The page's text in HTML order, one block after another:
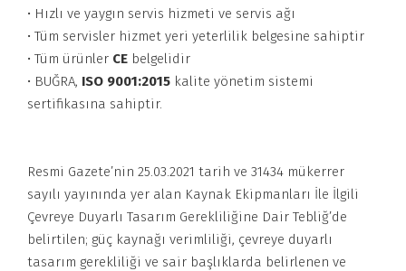
• Hızlı ve yaygın servis hizmeti ve servis ağı
• Tüm servisler hizmet yeri yeterlilik belgesine sahiptir
• Tüm ürünler CE belgelidir
• BUĞRA, ISO 9001:2015 kalite yönetim sistemi
sertifikasına sahiptir.
Resmi Gazete’nin 25.03.2021 tarih ve 31434 mükerrer
sayılı yayınında yer alan Kaynak Ekipmanları İle İlgili
Çevreye Duyarlı Tasarım Gerekliliğine Dair Tebliğ’de
belirtilen; güç kaynağı verimliliği, çevreye duyarlı
tasarım gerekliliği ve sair başlıklarda belirlenen ve